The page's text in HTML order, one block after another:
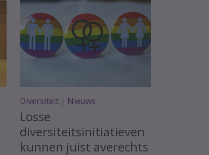
Diversiteit | Nieuws
Losse
diversiteitsinitiatieven
kunnen juist averechts